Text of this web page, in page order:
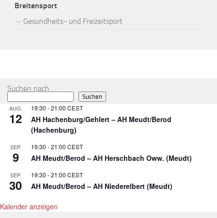
Breitensport
Gesundheits- und Freizeitsport
Suchen nach
Suchen
AUG.
12
19:30 -21:00 CEST
AH Hachenburg/Gehlert – AH Meudt/Berod
(Hachenburg)
SEP.
9
19:30 -21:00 CEST
AH Meudt/Berod – AH Herschbach Oww. (Meudt)
SEP.
30
19:30 -21:00 CEST
AH Meudt/Berod – AH Niederelbert (Meudt)
Kalender anzeigen